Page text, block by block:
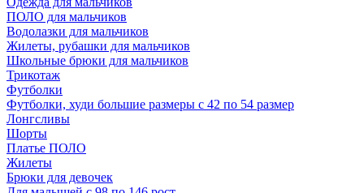
ПОЛО для мальчиков
Водолазки для мальчиков
Жилеты, рубашки для мальчиков
Школьные брюки для мальчиков
Трикотаж
Футболки
Футболки, худи большие размеры с 42 по 54 размер
Лонгсливы
Шорты
Платье ПОЛО
Жилеты
Брюки для девочек